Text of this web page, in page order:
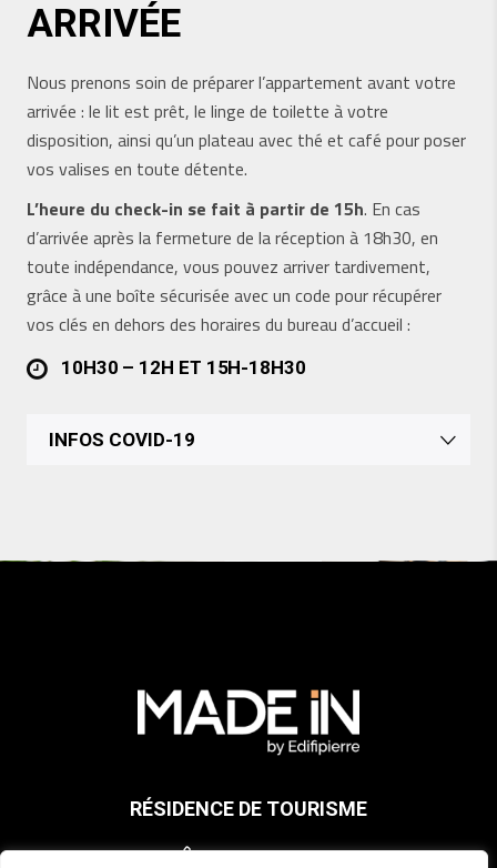
ARRIVÉE
Nous prenons soin de préparer l’appartement avant votre
arrivée : le lit est prêt, le linge de toilette à votre
disposition, ainsi qu’un plateau avec thé et café pour poser
vos valises en toute détente.
L’heure du check-in se fait à partir de 15h. En cas
d’arrivée après la fermeture de la réception à 18h30, en
toute indépendance, vous pouvez arriver tardivement,
grâce à une boîte sécurisée avec un code pour récupérer
vos clés en dehors des horaires du bureau d’accueil :
10H30 – 12H ET 15H-18H30
INFOS COVID-19
RÉSIDENCE DE TOURISME
03 88 13 51 66